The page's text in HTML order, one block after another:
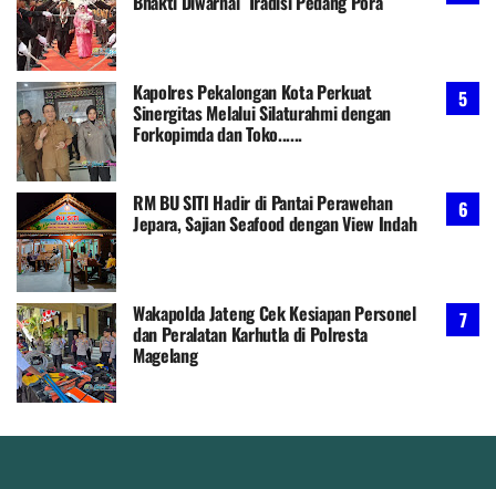
Kapolres Pekalongan Kota Perkuat
Sinergitas Melalui Silaturahmi dengan
Forkopimda dan Toko......
RM BU SITI Hadir di Pantai Perawehan
Jepara, Sajian Seafood dengan View Indah
Wakapolda Jateng Cek Kesiapan Personel
dan Peralatan Karhutla di Polresta
Magelang